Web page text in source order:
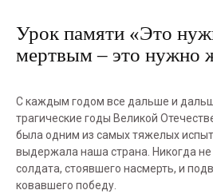
Урок памяти «Это
мертвым – это нужно
С каждым годом все дальше и
трагические годы Великой
была одним из самых тяжелых
выдержала наша страна. Никогда
солдата, стоявшего насмерть, и
ковавшего победу.